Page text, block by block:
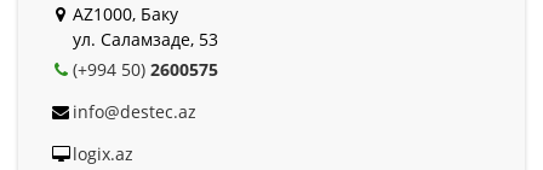
AZ1000, Баку
ул. Саламзаде, 53
(+994 50) 2600575
info@destec.az
logix.az